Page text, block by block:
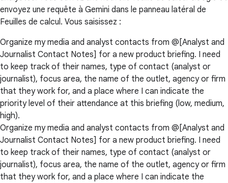
envoyez une requête à Gemini dans le panneau latéral de
Feuilles de calcul. Vous saisissez :
Organize my media and analyst contacts from @[Analyst and
Journalist Contact Notes] for a new product briefing. I need
to keep track of their names, type of contact (analyst or
journalist), focus area, the name of the outlet, agency or firm
that they work for, and a place where I can indicate the
priority level of their attendance at this briefing (low, medium,
high).
Organize my media and analyst contacts from @[Analyst and
Journalist Contact Notes] for a new product briefing. I need
to keep track of their names, type of contact (analyst or
journalist), focus area, the name of the outlet, agency or firm
that they work for, and a place where I can indicate the